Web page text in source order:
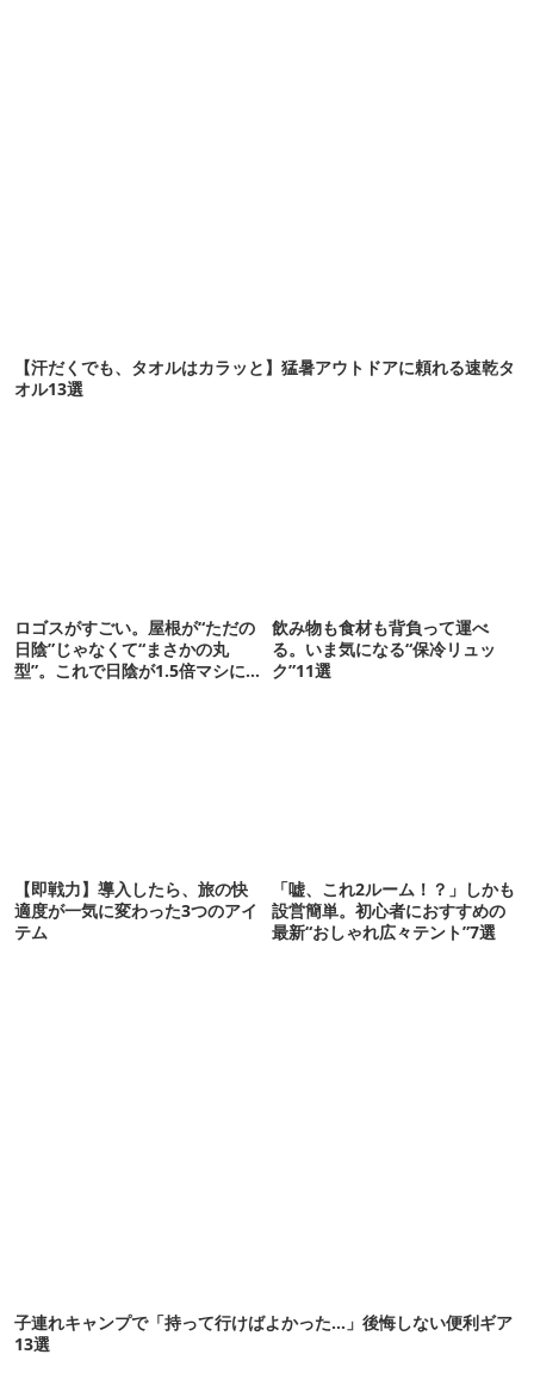
【汗だくでも、タオルはカラッと】猛暑アウトドアに頼れる速乾タ
オル13選
ロゴスがすごい。屋根が“ただの
日陰”じゃなくて“まさかの丸
型”。これで日陰が1.5倍マシに
飲み物も食材も背負って運べ
る。いま気になる“保冷リュッ
ク”11選
【即戦力】導入したら、旅の快
適度が一気に変わった3つのアイ
テム
「嘘、これ2ルーム！？」しかも
設営簡単。初心者におすすめの
最新“おしゃれ広々テント”7選
子連れキャンプで「持って行けばよかった…」後悔しない便利ギア
13選